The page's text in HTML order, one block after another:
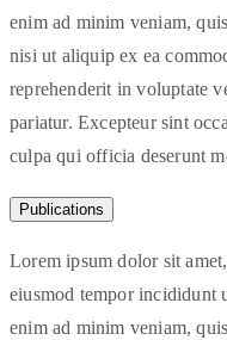
enim ad minim veniam,
nisi ut aliquip ex ea
reprehenderit in voluptate
pariatur. Excepteur sint
culpa qui officia deserunt
Publications
Lorem ipsum dolor sit
eiusmod tempor incididunt
enim ad minim veniam,